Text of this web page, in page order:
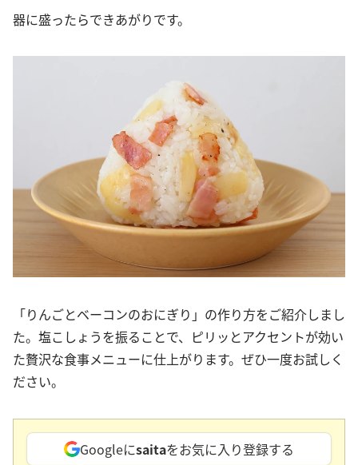
器に盛ったらできあがりです。
「りんごとベーコンのおにぎり」の作り方をご紹介しまし
た。塩こしょうを振ることで、ピリッとアクセントが効い
た贅沢な食事メニューに仕上がります。ぜひ一度お試しく
ださい。
Googleにsaitaをお気に入り登録する